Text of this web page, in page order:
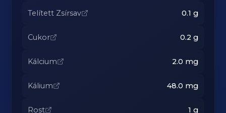
Telített Zsírsav 0.1 g
Cukor 0.2 g
Kálcium 2.0 mg
Kálium 48.0 mg
Rost 1 g